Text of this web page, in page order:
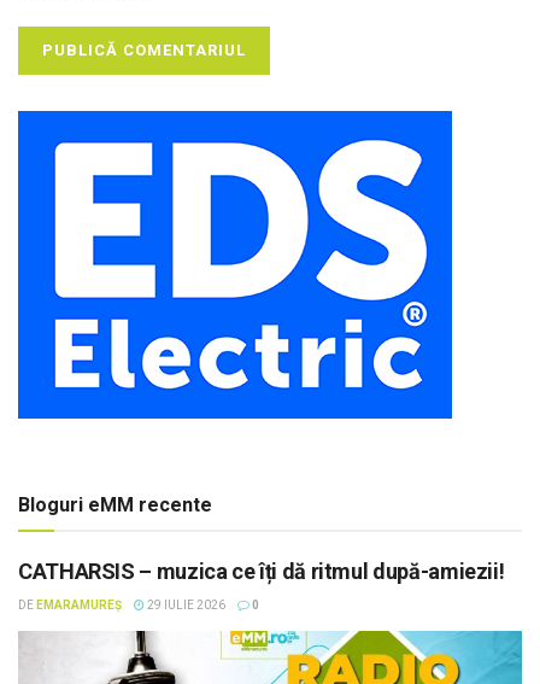
Bloguri eMM recente
CATHARSIS – muzica ce îți dă ritmul după-amiezii!
DE EMARAMUREȘ 29 IULIE 2026 0